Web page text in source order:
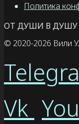
Политика
ОТ ДУШИ В ДУШУ
© 2020-2026 Вили
Vk